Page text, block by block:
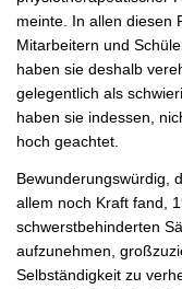
meinte. In allen diesen
Mitarbeitern und
haben sie deshalb
gelegentlich als
haben sie indessen,
hoch geachtet.
Bewunderungswürdig,
allem noch Kraft fand,
schwerstbehinderten
aufzunehmen,
Selbständigkeit zu